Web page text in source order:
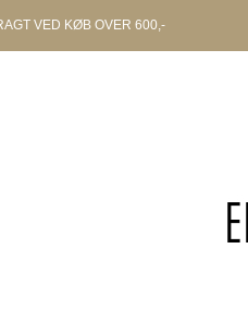
VED KØB OVER 600,-